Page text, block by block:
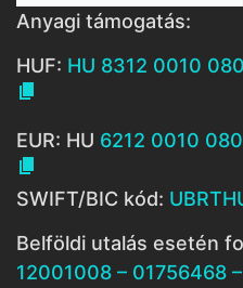
Anyagi támogatás:
HUF: HU 8312 0010

EUR: HU 6212 0010

SWIFT/BIC kód:
Belföldi utalás esetén
12001008 – 01756468